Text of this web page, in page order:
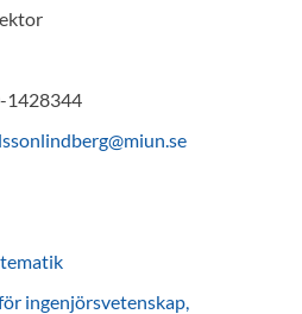
1428344
ingenjörsvetenskap,